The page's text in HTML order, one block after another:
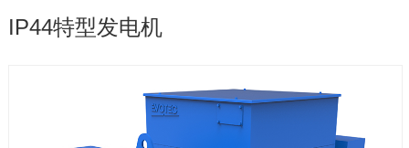
IP44特型发电机